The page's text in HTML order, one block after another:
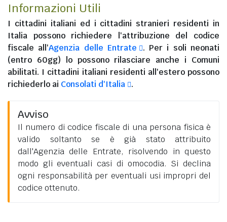
Informazioni Utili
I cittadini italiani ed i cittadini stranieri residenti in
Italia possono richiedere l'attribuzione del codice
fiscale all'Agenzia delle Entrate
. Per i soli neonati
(entro 60gg) lo possono rilasciare anche i Comuni
abilitati. I cittadini italiani residenti all'esteropossono
richiederlo ai Consolati d'Italia .
Avviso
Il numero di codice fiscale di una persona fisica è
valido soltanto se è già stato attribuito
dall'Agenzia delle Entrate, risolvendo in questo
modo gli eventuali casi di omocodia. Si declina
ogni responsabilità per eventuali usi impropri del
codice ottenuto.